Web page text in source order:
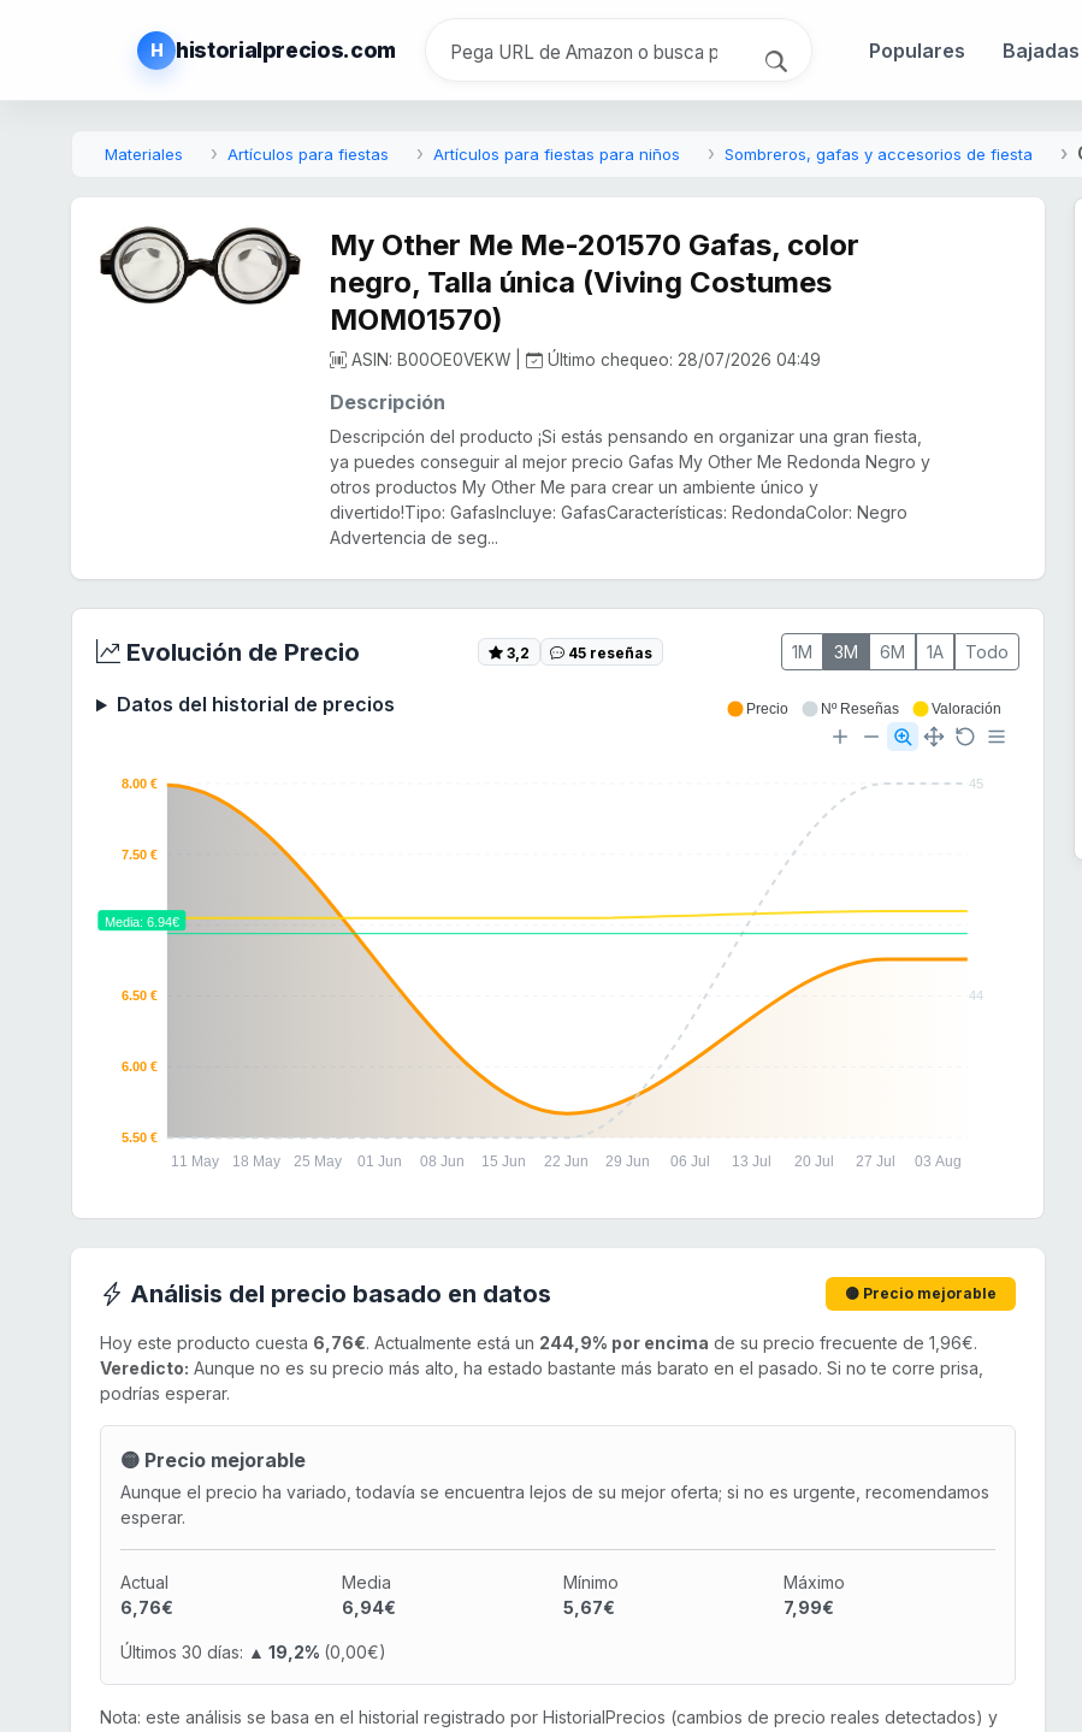
H historialprecios.com Populares Bajadas
Materiales Artículos para fiestas Artículos para fiestas para niños Sombreros, gafas y accesorios de fiesta
My Other Me Me-201570 Gafas, color
negro, Talla única (Viving Costumes
MOM01570)
ASIN: B00OE0VEKW | Último chequeo: 28/07/2026 04:49
Descripción
Descripción del producto ¡Si estás pensando en organizar una gran fiesta,
ya puedes conseguir al mejor precio Gafas My Other Me Redonda Negro y
otros productos My Other Me para crear un ambiente único y
divertido!Tipo: GafasIncluye: GafasCaracterísticas: RedondaColor: Negro
Advertencia de seg...
Evolución de Precio 3,2 45 reseñas 1M 3M 6M 1A Todo
Datos del historial de precios
45
44
8.00 €
7.50 €
7.00 €
6.50 €
6.00 €
5.50 €
11 May 18 May 25 May 01 Jun 08 Jun 15 Jun 22 Jun 29 Jun 06 Jul 13 Jul 20 Jul 27 Jul 03 Aug
Media: 6.94€
Precio Nº Reseñas Valoración
Análisis del precio basado en datos 🟡 Precio mejorable
Hoy este producto cuesta 6,76€. Actualmente está un 244,9% por encima de su precio frecuente de 1,96€.
Veredicto: Aunque no es su precio más alto, ha estado bastante más barato en el pasado. Si no te corre prisa,
podrías esperar.
🟡 Precio mejorable
Aunque el precio ha variado, todavía se encuentra lejos de su mejor oferta; si no es urgente, recomendamos
esperar.
Actual
6,76€
Media
6,94€
Mínimo
5,67€
Máximo
7,99€
Últimos 30 días: ▲ 19,2% (0,00€)
Nota: este análisis se basa en el historial registrado por HistorialPrecios (cambios de precio reales detectados) y